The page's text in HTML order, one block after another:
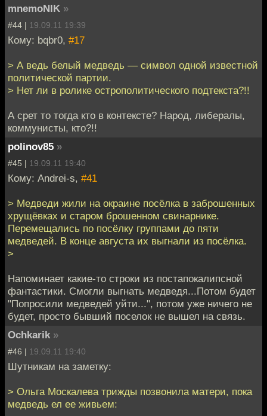
mnemoNIK »
#44 | 19.09.11 19:39
Кому: bqbr0, #17
> А ведь белый медведь — символ одной известной
политической партии.
> Нет ли в ролике острополитического подтекста?!!
А срет то тогда кто в контексте? Народ, либералы,
коммунисты, кто?!!
polinov85 »
#45 | 19.09.11 19:40
Кому: Andrei-s, #41
> Медведи жили на окраине посёлка в заброшенных
хрущёвках и старом брошенном свинарнике.
Перемещались по посёлку группами до пяти
медведей. В конце августа их выгнали из посёлка.
>
Напоминает какие-то строки из постапокалипсной
фантастики. Смогли выгнать медведя...Потом будет
"Попросили медведей уйти...", потом уже ничего не
будет, просто бывший поселок не вышел на связь.
Ochkarik »
#46 | 19.09.11 19:40
Шутникам на заметку:
> Ольга Москалева трижды позвонила матери, пока
медведь ел ее живьем: